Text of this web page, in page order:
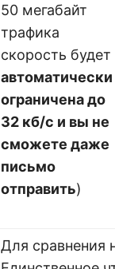
50 мегабайт
трафика
скорость будет
автоматически
ограничена до
32 кб/с и вы не
сможете даже
письмо
отправить)
Для сравнения